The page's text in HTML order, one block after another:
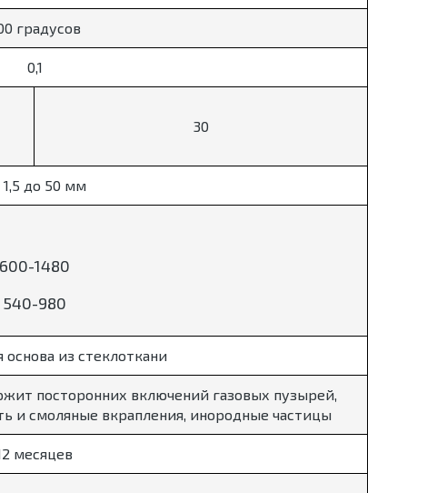
градусов
0,1
30
1,5 до 50 мм
600-1480
540-980
из стеклоткани
посторонних включений газовых пузырей,
и смоляные вкрапления, инородные частицы
месяцев